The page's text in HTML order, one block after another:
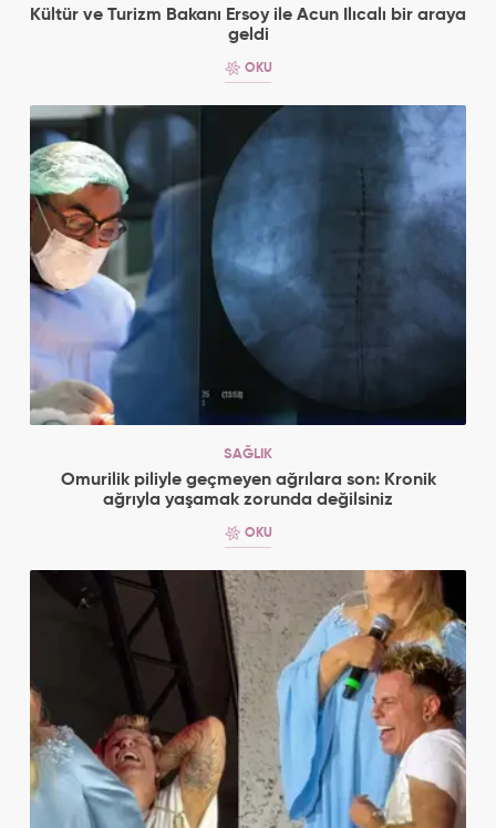
Kültür ve Turizm Bakanı Ersoy ile Acun Ilıcalı bir araya
geldi
OKU
SAĞLIK
Omurilik piliyle geçmeyen ağrılara son: Kronik
ağrıyla yaşamak zorunda değilsiniz
OKU